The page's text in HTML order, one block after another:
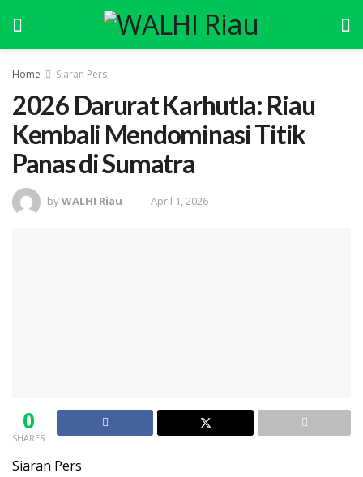
Home Siaran Pers
2026 Darurat Karhutla: Riau
Kembali Mendominasi Titik
Panas di Sumatra
byWALHI Riau April 1, 2026
0
SHARES
Siaran Pers